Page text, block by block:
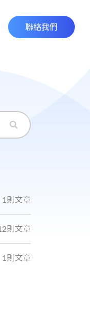
聯絡我們
1則文章
則文章
1則文章